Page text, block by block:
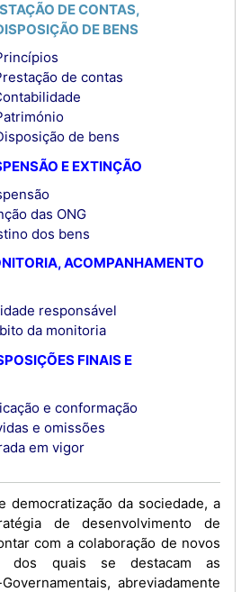
DE CONTAS,
DE BENS
de contas
de bens
E EXTINÇÃO
das ONG
dos bens
ACOMPANHAMENTO
responsável
da monitoria
FINAIS E
e conformação
e omissões
em vigor
democratização da sociedade, a
de desenvolvimento de
com a colaboração de novos
dos quais se destacam as
abreviadamente